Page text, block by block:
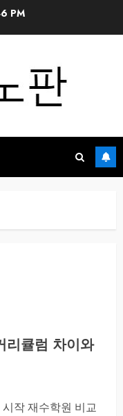
PM
리큘럼 차이와
작 재수학원 비교